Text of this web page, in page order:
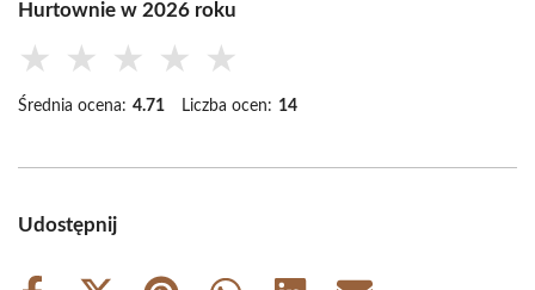
Hurtownie w 2026 roku
★ ★ ★ ★ ★
Średnia ocena: 4.71 Liczba ocen: 14
Udostępnij